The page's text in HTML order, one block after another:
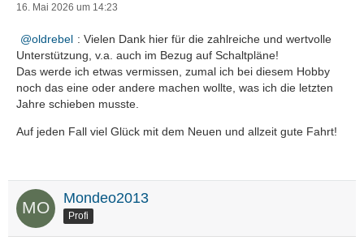
16. Mai 2026 um 14:23
oldrebel : Vielen Dank hier für die zahlreiche und wertvolle
Unterstützung, v.a. auch im Bezug auf Schaltpläne!
Das werde ich etwas vermissen, zumal ich bei diesem Hobby
noch das eine oder andere machen wollte, was ich die letzten
Jahre schieben musste.
Auf jeden Fall viel Glück mit dem Neuen und allzeit gute Fahrt!
Mondeo2013
Profi